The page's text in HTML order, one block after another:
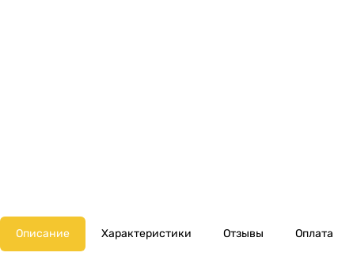
Описание Характеристики Отзывы Оплата